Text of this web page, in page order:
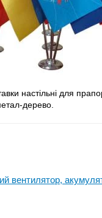
настільні для
дерево.
вентилятор,